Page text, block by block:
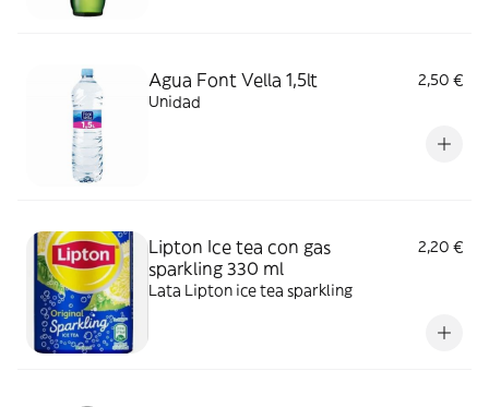
Agua Font Vella 1,5lt
2,50 €
Unidad
Lipton Ice tea con gas
sparkling 330 ml
2,20 €
Lata Lipton ice tea sparkling